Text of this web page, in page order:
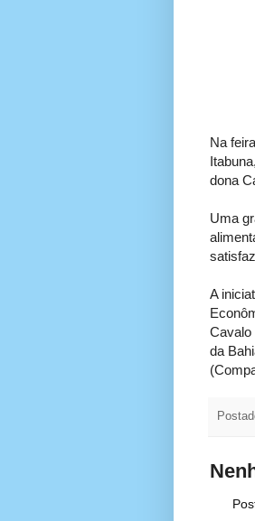
Na
dona
Uma
A
Cavalo
da